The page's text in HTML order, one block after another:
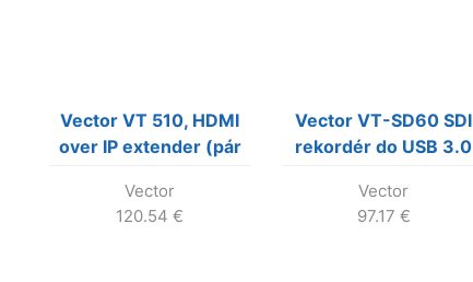
Vector VT 510, HDMI
over IP extender (pár
Vector
120.54 €
Vector VT-SD60 SDI
rekordér do USB 3.0
Vector
97.17 €